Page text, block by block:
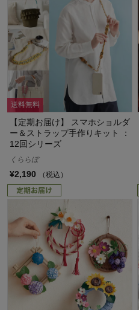
送料無料
【定期お届け】 スマホショルダ
ー＆ストラップ手作りキット ：
12回シリーズ
くららぼ
¥2,190 （税込）